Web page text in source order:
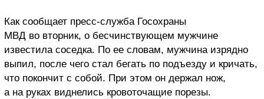
Как сообщает пресс-служба Госохраны
МВД во вторник, о бесчинствующем мужчине
известила соседка. По ее словам, мужчина изрядно
выпил, после чего стал бегать по подъезду и кричать,
что покончит с собой. При этом он держал нож,
а на руках виднелись кровоточащие порезы.